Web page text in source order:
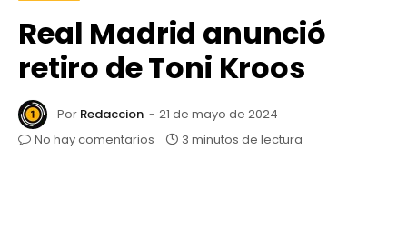
Real Madrid anunció
retiro de Toni Kroos
Por Redaccion
21 de mayo de 2024
No hay comentarios
3 minutos de lectura